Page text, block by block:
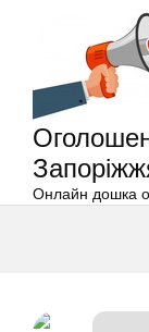
Онлайн дошка